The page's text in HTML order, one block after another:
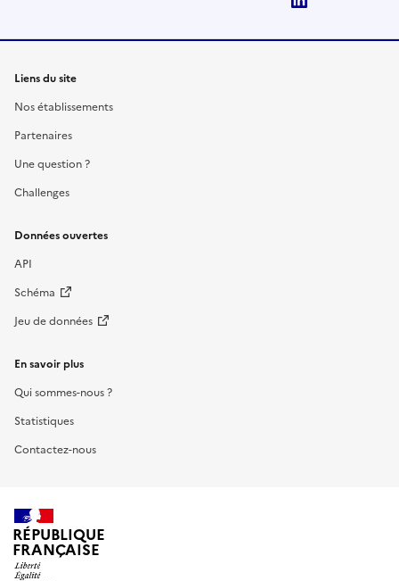
Liens du site
Nos établissements
Partenaires
Une question ?
Challenges
Données ouvertes
API
Schéma
Jeu de données
En savoir plus
Qui sommes-nous ?
Statistiques
Contactez-nous
RÉPUBLIQUE
FRANÇAISE